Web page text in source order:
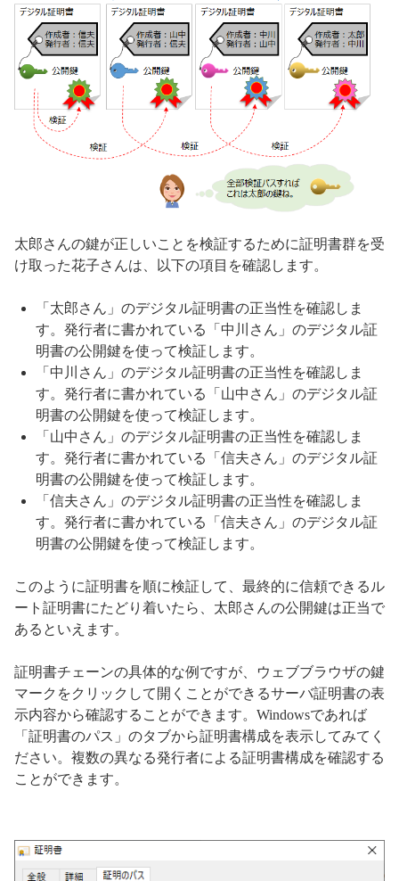
太郎さんの鍵が正しいことを検証するために証明書群を受
け取った花子さんは、以下の項目を確認します。
「太郎さん」のデジタル証明書の正当性を確認しま
す。発行者に書かれている「中川さん」のデジタル証
明書の公開鍵を使って検証します。
「中川さん」のデジタル証明書の正当性を確認しま
す。発行者に書かれている「山中さん」のデジタル証
明書の公開鍵を使って検証します。
「山中さん」のデジタル証明書の正当性を確認しま
す。発行者に書かれている「信夫さん」のデジタル証
明書の公開鍵を使って検証します。
「信夫さん」のデジタル証明書の正当性を確認しま
す。発行者に書かれている「信夫さん」のデジタル証
明書の公開鍵を使って検証します。
このように証明書を順に検証して、最終的に信頼できるル
ート証明書にたどり着いたら、太郎さんの公開鍵は正当で
あるといえます。
証明書チェーンの具体的な例ですが、ウェブブラウザの鍵
マークをクリックして開くことができるサーバ証明書の表
示内容から確認することができます。Windowsであれば
「証明書のパス」のタブから証明書構成を表示してみてく
ださい。複数の異なる発行者による証明書構成を確認する
ことができます。